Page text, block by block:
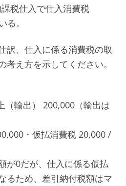
税仕入で仕入消費税
る。
訳、仕入に係る消費税の取
考え方を示してください。
（輸出） 200,000（輸出は
・仮払消費税 20,000 /
が0だが、仕入に係る仮払
るため、差引納付税額はマ